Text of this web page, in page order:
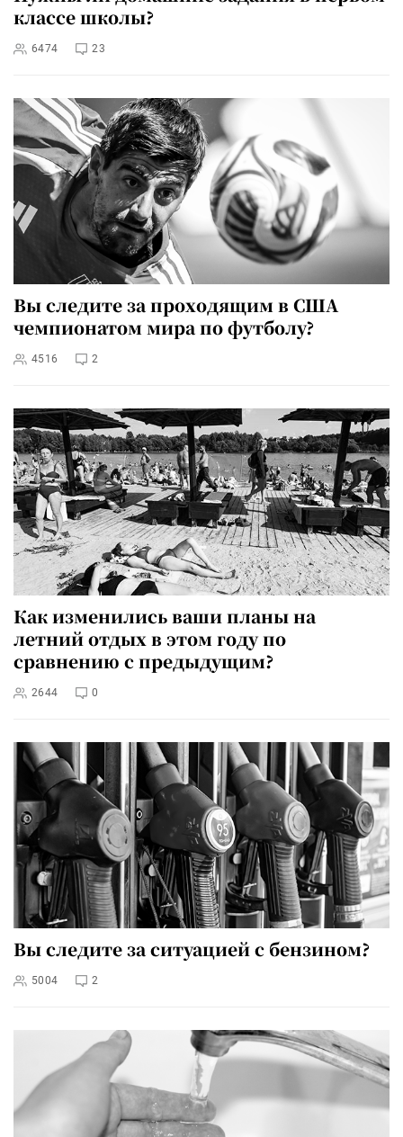
классе школы?
6474 23
Вы следите за проходящим в США
чемпионатом мира по футболу?
4516 2
Как изменились ваши планы на
летний отдых в этом году по
сравнению с предыдущим?
2644 0
Вы следите за ситуацией с бензином?
5004 2